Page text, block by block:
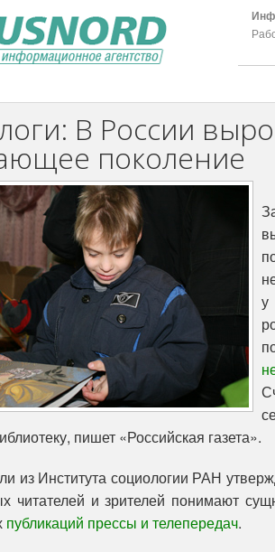
В России
поколение
пишет «Российская газета».
из Института социологии РАН
читателей и зрителей понимают
публикаций прессы и телепередач.